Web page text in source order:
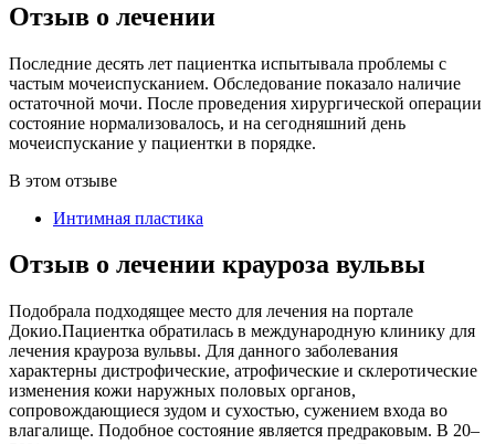
Отзыв о лечении
Последние десять лет пациентка испытывала проблемы с
частым мочеиспусканием. Обследование показало наличие
остаточной мочи. После проведения хирургической операции
состояние нормализовалось, и на сегодняшний день
мочеиспускание у пациентки в порядке.
В этом отзыве
Интимная пластика
Отзыв о лечении крауроза вульвы
Подобрала подходящее место для лечения на портале
Докио.Пациентка обратилась в международную клинику для
лечения крауроза вульвы. Для данного заболевания
характерны дистрофические, атрофические и склеротические
изменения кожи наружных половых органов,
сопровождающиеся зудом и сухостью, сужением входа во
влагалище. Подобное состояние является предраковым. В 20–